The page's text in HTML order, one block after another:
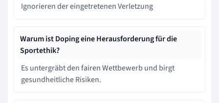
Ignorieren der eingetretenen Verletzung
Warum ist Doping eine Herausforderung für die
Sportethik?
Es untergräbt den fairen Wettbewerb und birgt
gesundheitliche Risiken.